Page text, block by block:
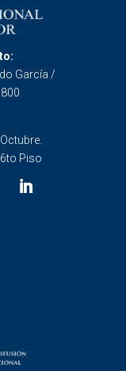
García /
Piso